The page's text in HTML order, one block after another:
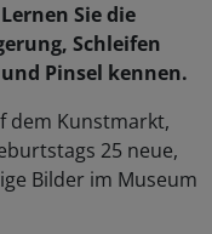
Sie die
Schleifen
Pinsel kennen.
dem Kunstmarkt,
25 neue,
Bilder im Museum